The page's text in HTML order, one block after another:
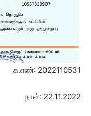
க.எண்: 2022110531
நாள்: 22.11.2022